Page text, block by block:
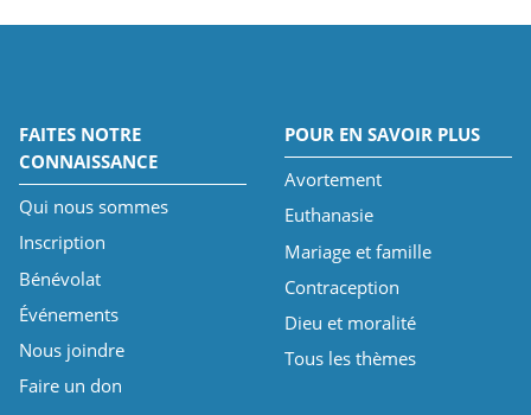
FAITES NOTRE
CONNAISSANCE
Qui nous sommes
Inscription
Bénévolat
Événements
Nous joindre
Faire un don
POUR EN SAVOIR PLUS
Avortement
Euthanasie
Mariage et famille
Contraception
Dieu et moralité
Tous les thèmes